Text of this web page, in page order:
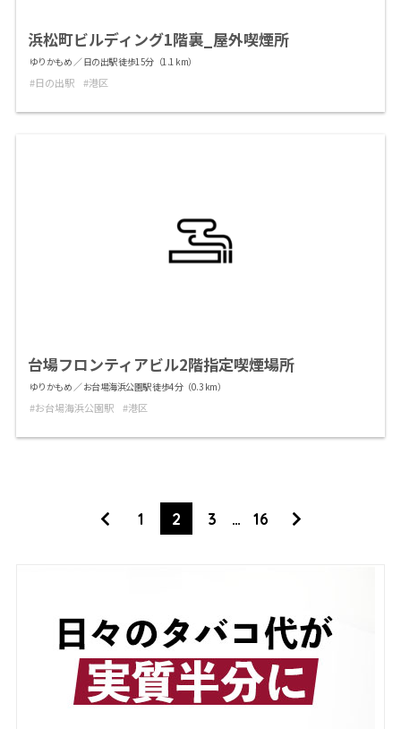
浜松町ビルディング1階裏_屋外喫煙所
ゆりかもめ ／ 日の出駅 徒歩15分（1.1 km）
日の出駅 港区
台場フロンティアビル2階指定喫煙場所
ゆりかもめ ／ お台場海浜公園駅 徒歩4分（0.3 km）
お台場海浜公園駅 港区
1 2 3 … 16